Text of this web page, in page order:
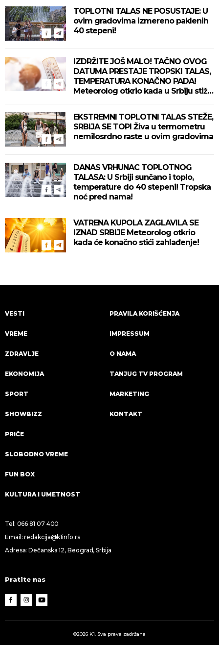
TOPLOTNI TALAS NE POSUSTAJE: U
ovim gradovima izmereno paklenih
40 stepeni!
IZDRŽITE JOŠ MALO! TAČNO OVOG
DATUMA PRESTAJE TROPSKI TALAS,
TEMPERATURA KONAČNO PADA!
Meteorolog otkrio kada u Srbiju stiže
EKSTREMNI TOPLOTNI TALAS STEŽE,
SRBIJA SE TOPI Živa u termometru
nemilosrdno raste u ovim gradovima
DANAS VRHUNAC TOPLOTNOG
TALASA: U Srbiji sunčano i toplo,
temperature do 40 stepeni! Tropska
noć pred nama!
VATRENA KUPOLA ZAGLAVILA SE
IZNAD SRBIJE Meteorolog otkrio
kada će konačno stići zahlađenje!
VESTI
VREME
ZDRAVLJE
EKONOMIJA
SPORT
SHOWBIZZ
PRIČE
SLOBODNO VREME
FUN BOX
KULTURA I UMETNOST
PRAVILA KORIŠĆENJA
IMPRESSUM
O NAMA
TANJUG TV PROGRAM
MARKETING
KONTAKT
Tel: 066 81 07 400
Email:redakcija@k1info.rs
Adresa: Dečanska 12, Beograd, Srbija
Pratite nas
©2026 K1. Sva prava zadržana